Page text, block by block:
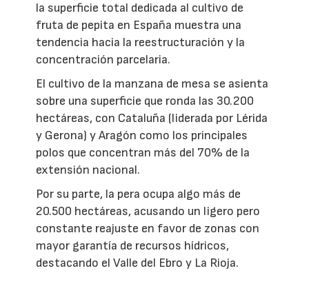
la superficie total dedicada al cultivo de
fruta de pepita en España muestra una
tendencia hacia la reestructuración y la
concentración parcelaria.
El cultivo de la manzana de mesa se asienta
sobre una superficie que ronda las 30.200
hectáreas, con Cataluña (liderada por Lérida
y Gerona) y Aragón como los principales
polos que concentran más del 70% de la
extensión nacional.
Por su parte, la pera ocupa algo más de
20.500 hectáreas, acusando un ligero pero
constante reajuste en favor de zonas con
mayor garantía de recursos hídricos,
destacando el Valle del Ebro y La Rioja.